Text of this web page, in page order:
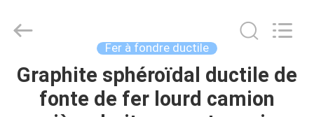
Sunrise
Foundry
Reserved.
Fer à fondre ductile
Graphite sphéroïdal ductile de
fonte de fer lourd camion